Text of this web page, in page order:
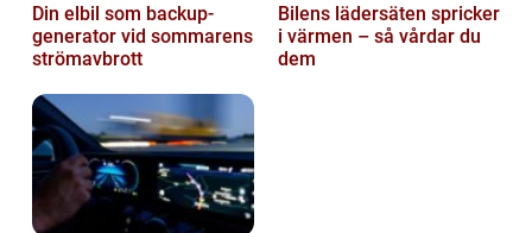
Din elbil som backup-
generator vid sommarens
strömavbrott
Bilens lädersäten spricker
i värmen – så vårdar du
dem